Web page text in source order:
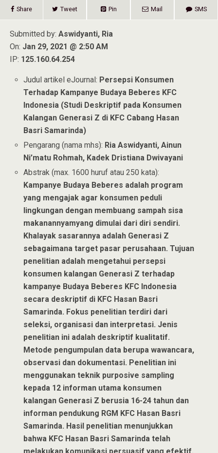
Share Tweet Pin Mail SMS
Submitted by: Aswidyanti, Ria
On: Jan 29, 2021 @ 2:50 AM
IP: 125.160.64.254
Judul artikel eJournal: Persepsi Konsumen
Terhadap Kampanye Budaya Beberes KFC
Indonesia (Studi Deskriptif pada Konsumen
Kalangan Generasi Z di KFC Cabang Hasan
Basri Samarinda)
Pengarang (nama mhs): Ria Aswidyanti, Ainun
Ni’matu Rohmah, Kadek Dristiana Dwivayani
Abstrak (max. 1600 huruf atau 250 kata):
Kampanye Budaya Beberes adalah program
yang mengajak agar konsumen peduli
lingkungan dengan membuang sampah sisa
makanannyamyang dimulai dari diri sendiri.
Khalayak sasarannya adalah Generasi Z
sebagaimana target pasar perusahaan. Tujuan
penelitian adalah mengetahui persepsi
konsumen kalangan Generasi Z terhadap
kampanye Budaya Beberes KFC Indonesia
secara deskriptif di KFC Hasan Basri
Samarinda. Fokus penelitian terdiri dari
seleksi, organisasi dan interpretasi. Jenis
penelitian ini adalah deskriptif kualitatif.
Metode pengumpulan data berupa wawancara,
observasi dan dokumentasi. Penelitian ini
menggunakan teknik purposive sampling
kepada 12 informan utama konsumen
kalangan Generasi Z berusia 16-24 tahun dan
informan pendukung RGM KFC Hasan Basri
Samarinda. Hasil penelitian menunjukkan
bahwa KFC Hasan Basri Samarinda telah